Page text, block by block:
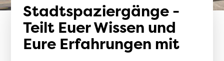
Stadtspaziergänge -
Teilt Euer Wissen und
Eure Erfahrungen mit